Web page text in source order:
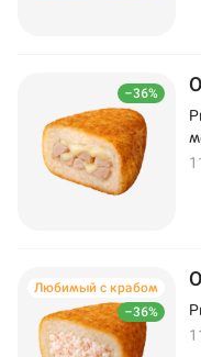
–36%
–36%
Любимый с крабом